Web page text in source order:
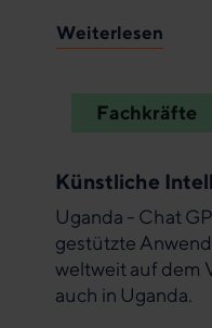
Weiterlesen
Fachkräfte
Künstliche
Uganda - Chat
gestützte
weltweit auf dem
auch in Uganda.